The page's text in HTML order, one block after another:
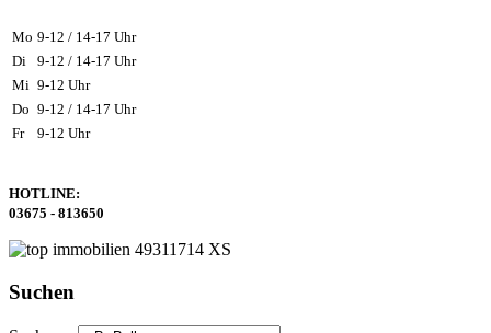
Mo 9-12 / 14-17 Uhr
Di
9-12 / 14-17 Uhr
Mi 9-12 Uhr
Do 9-12 / 14-17 Uhr
Fr
9-12 Uhr
HOTLINE:
03675 - 813650
Suchen